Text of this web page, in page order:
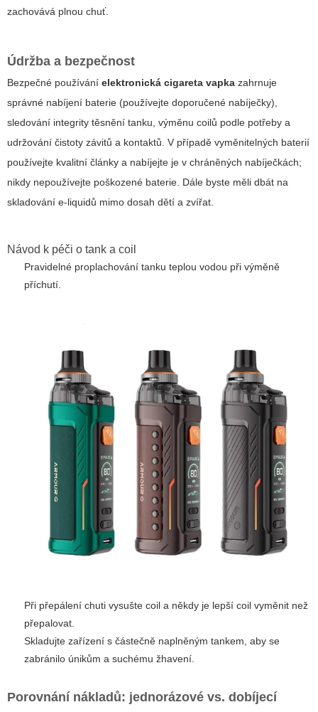
zachovává plnou chuť.
Údržba a bezpečnost
Bezpečné používání elektronická cigareta vapka zahrnuje
správné nabíjení baterie (používejte doporučené nabíječky),
sledování integrity těsnění tanku, výměnu coilů podle potřeby a
udržování čistoty závitů a kontaktů. V případě vyměnitelných baterií
používejte kvalitní články a nabíjejte je v chráněných nabíječkách;
nikdy nepoužívejte poškozené baterie. Dále byste měli dbát na
skladování e-liquidů mimo dosah dětí a zvířat.
Návod k péči o tank a coil
Pravidelné proplachování tanku teplou vodou při výměně
příchutí.
Při přepálení chuti vysušte coil a někdy je lepší coil vyměnit než
přepalovat.
Skladujte zařízení s částečně naplněným tankem, aby se
zabránilo únikům a suchému žhavení.
Porovnání nákladů: jednorázové vs. dobíjecí